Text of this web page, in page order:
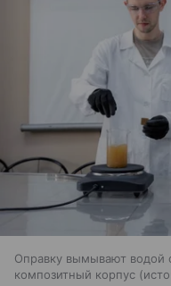
Оправку вымывают водой
композитный корпус